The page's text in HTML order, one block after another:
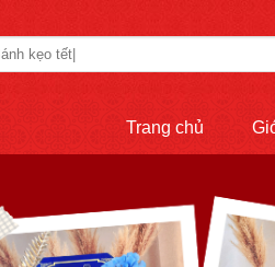
Trang chủ